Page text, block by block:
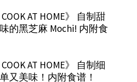
AT HOME》 自制甜
的黑芝麻 Mochi! 内附食
AT HOME》 自制细
又美味！内附食谱！